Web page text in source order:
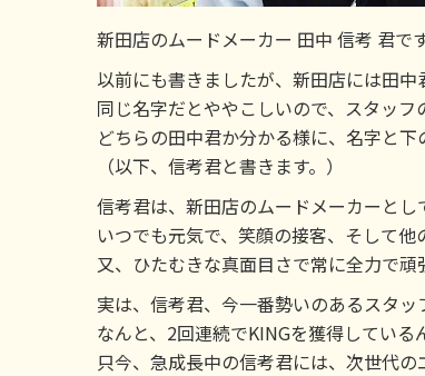
新田店のムードメーカー 田中 信考 君で
以前にも書きましたが、新田店には田中
同じ名字だとややこしいので、スタッフ
どちらの田中君か分かる様に、名字と下
（以下、信考君と書きます。）
信考君は、新田店のムードメーカーとし
いつでも元気で、笑顔の接客、そして
又、ひたむきな真面目さで常に全力で頑
実は、信考君、今一番勢いのあるスタッ
なんと、2回連続でKINGを獲得している
只今、急成長中の信考君には、次世代の